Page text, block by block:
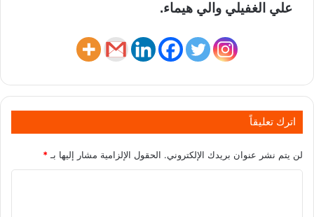
علي الغفيلي والي هيماء.
اترك تعليقاً
لن يتم نشر عنوان بريدك الإلكتروني. الحقول الإلزامية مشار إليها بـ *